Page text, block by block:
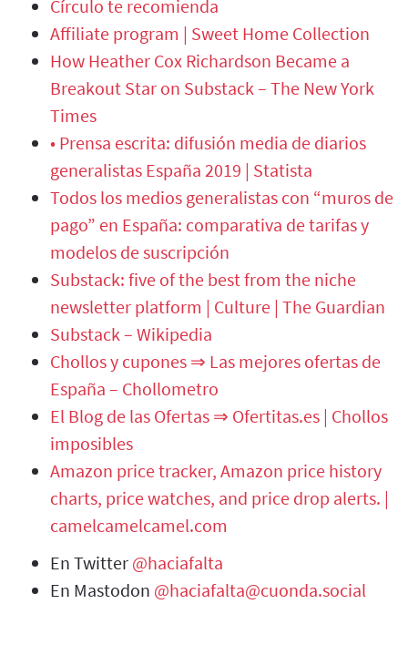
Círculo te recomienda
Affiliate program | Sweet Home Collection
How Heather Cox Richardson Became a
Breakout Star on Substack – The New York
Times
• Prensa escrita: difusión media de diarios
generalistas España 2019 | Statista
Todos los medios generalistas con “muros de
pago” en España: comparativa de tarifas y
modelos de suscripción
Substack: five of the best from the niche
newsletter platform | Culture | The Guardian
Substack – Wikipedia
Chollos y cupones ⇒ Las mejores ofertas de
España – Chollometro
El Blog de las Ofertas ⇒ Ofertitas.es | Chollos
imposibles
Amazon price tracker, Amazon price history
charts, price watches, and price drop alerts. |
camelcamelcamel.com
En Twitter @haciafalta
En Mastodon @haciafalta@cuonda.social